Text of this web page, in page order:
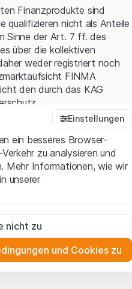
Finanzprodukte sind
qualifizieren nicht als Anteile
Sinne der Art. 7 ff. des
über die kollektiven
weder registriert noch
FINMA
den durch das KAG
der Leonteq Securities AG
Sie die rechtlichen
Hinweise und
haben und akzeptieren.
nicht einverstanden
(wie z.B. Urheber¬, Design¬
Website enthaltenen
AG oder Plattform-
Einstellungen
ein besseres Browser-
zu analysieren und
Mehr Informationen, wie wir
unserer
und können nicht
der Website-
nicht zu
und Cookies zu